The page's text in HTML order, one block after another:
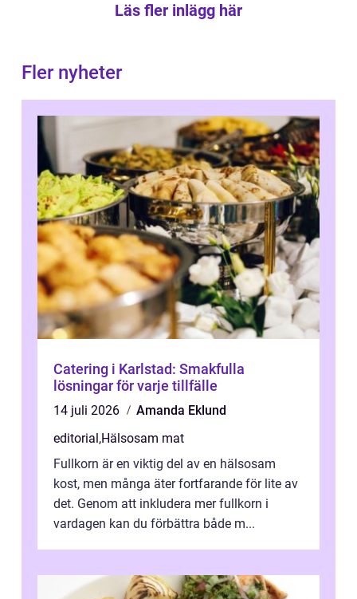
Läs fler inlägg här
Fler nyheter
Catering i Karlstad: Smakfulla
lösningar för varje tillfälle
14 juli 2026
Amanda Eklund
editorial ,Hälsosam mat
Fullkorn är en viktig del av en hälsosam
kost, men många äter fortfarande för lite av
det. Genom att inkludera mer fullkorn i
vardagen kan du förbättra både m...